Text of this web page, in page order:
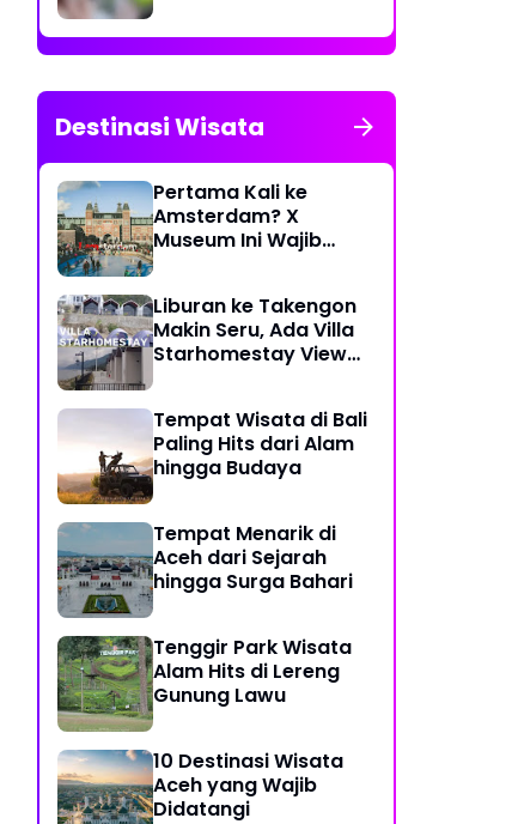
Destinasi Wisata
Pertama Kali ke
Amsterdam? X
Museum Ini Wajib
Liburan ke Takengon
Makin Seru, Ada Villa
Starhomestay View
Tempat Wisata di Bali
Paling Hits dari Alam
hingga Budaya
Tempat Menarik di
Aceh dari Sejarah
hingga Surga Bahari
Tenggir Park Wisata
Alam Hits di Lereng
Gunung Lawu
10 Destinasi Wisata
Aceh yang Wajib
Didatangi